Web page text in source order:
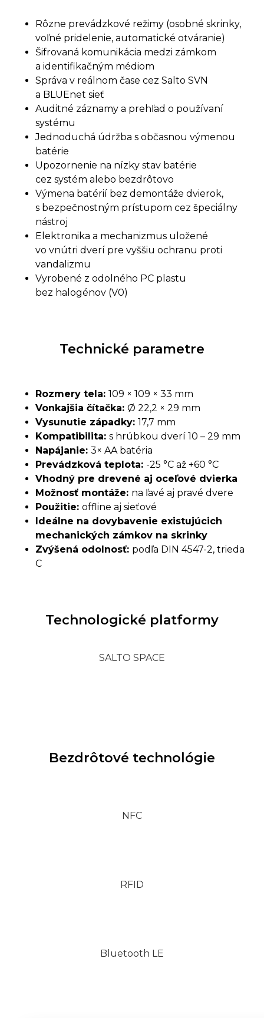
Rôzne prevádzkové režimy (osobné skrinky,
voľné pridelenie, automatické otváranie)
Šifrovaná komunikácia medzi zámkom
a identifikačným médiom
Správa v reálnom čase cez Salto SVN
a BLUEnet sieť
Auditné záznamy a prehľad o používaní
systému
Jednoduchá údržba s občasnou výmenou
batérie
Upozornenie na nízky stav batérie
cez systém alebo bezdrôtovo
Výmena batérií bez demontáže dvierok,
s bezpečnostným prístupom cez špeciálny
nástroj
Elektronika a mechanizmus uložené
vo vnútri dverí pre vyššiu ochranu proti
vandalizmu
Vyrobené z odolného PC plastu
bez halogénov (V0)
Technické parametre
Rozmery tela: 109 × 109 × 33 mm
Vonkajšia čítačka: Ø 22,2 × 29 mm
Vysunutie západky: 17,7 mm
Kompatibilita: s hrúbkou dverí 10 – 29 mm
Napájanie: 3× AA batéria
Prevádzková teplota: -25 °C až +60 °C
Vhodný pre drevené aj oceľové dvierka
Možnosť montáže: na ľavé aj pravé dvere
Použitie: offline aj sieťové
Ideálne na dovybavenie existujúcich
mechanických zámkov na skrinky
Zvýšená odolnosť: podľa DIN 4547-2, trieda
C
Technologické platformy
SALTO SPACE
Bezdrôtové technológie
NFC
RFID
Bluetooth LE